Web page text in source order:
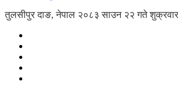
तुलसीपुर दाङ, नेपाल २०८३ साउन २२ गते शुक्रवार